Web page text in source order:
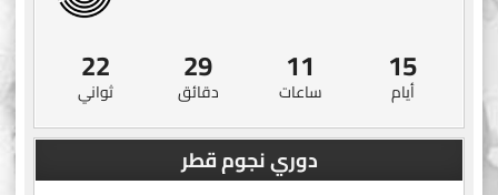
15
أيام
11
ساعات
29
دقائق
22
ثواني
دوري نجوم قطر